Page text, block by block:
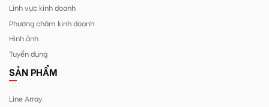
Lĩnh vực kinh doanh
Phương châm kinh doanh
Hình ảnh
Tuyển dụng
SẢN PHẨM
Line Array